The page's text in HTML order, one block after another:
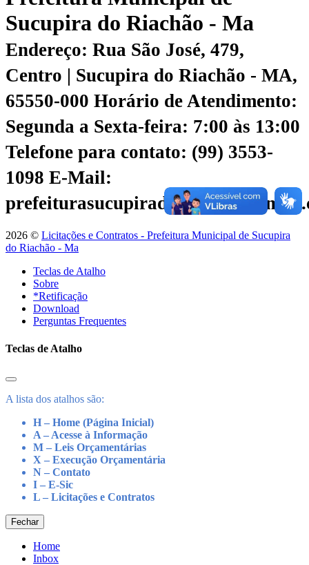
Sucupira do Riachão - Ma
Endereço: Rua São José, 479,
Centro | Sucupira do Riachão - MA,
65550-000 Horário de Atendimento:
Segunda a Sexta-feira: 7:00 às 13:00
Telefone para contato: (99) 3553-
1098 E-Mail:
2026 © Licitações e Contratos - Prefeitura Municipal de Sucupira
do Riachão - Ma
Teclas de Atalho
Sobre
*Retificação
Download
Perguntas Frequentes
Teclas de Atalho
A lista dos atalhos são:
H – Home (Página Inicial)
A – Acesse à Informação
M – Leis Orçamentárias
X – Execução Orçamentária
N – Contato
I – E-Sic
L – Licitações e Contratos
Fechar
Home
Inbox